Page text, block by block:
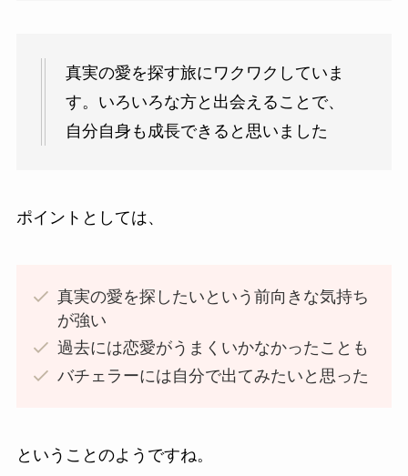
真実の愛を探す旅にワクワクしていま
す。いろいろな方と出会えることで、
自分自身も成長できると思いました
ポイントとしては、
真実の愛を探したいという前向きな気持ち
が強い
過去には恋愛がうまくいかなかったことも
バチェラーには自分で出てみたいと思った
ということのようですね。